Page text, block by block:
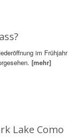
im Frühjahr
[mehr]
Lake Como